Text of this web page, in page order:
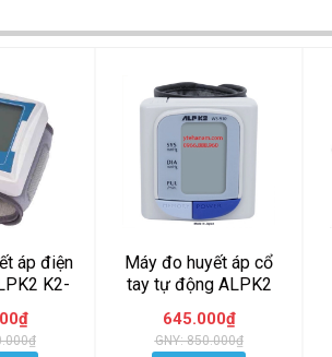
áp điện
K2-
Japan
Máy đo huyết áp cổ
tay tự động ALPK2
WS-910
645.000₫
GNY: 850.000₫